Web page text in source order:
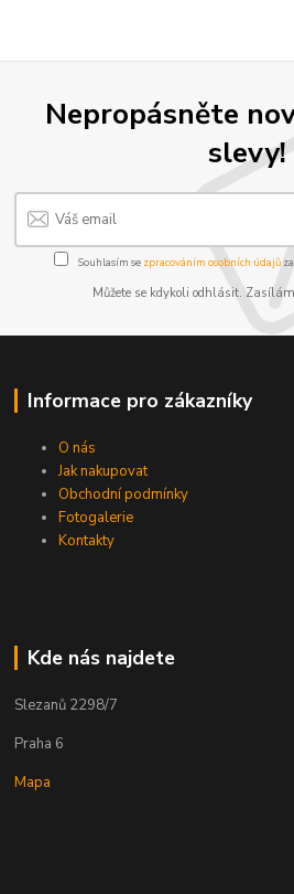
Nepropásněte
slevy!
Souhlasím se zpracováním osobních údajůza
Můžete se kdykoli odhlásit.
Informace pro zákazníky
O nás
Jak nakupovat
Obchodní podmínky
Fotogalerie
Kontakty
Kde nás najdete
Slezanů 2298/7
Praha 6
Mapa